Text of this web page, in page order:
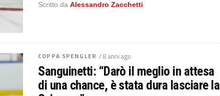
Scritto daAlessandro Zacchetti
COPPA SPENGLER / 8 anni ago
Sanguinetti: “Darò il meglio in attesa
di una chance, è stata dura lasciare la